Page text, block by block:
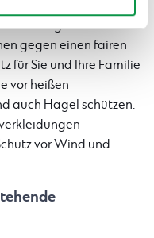
verfügen über ein
gegen einen fairen
für Sie und Ihre Familie
vor heißen
auch Hagel schützen.
vor Wind und